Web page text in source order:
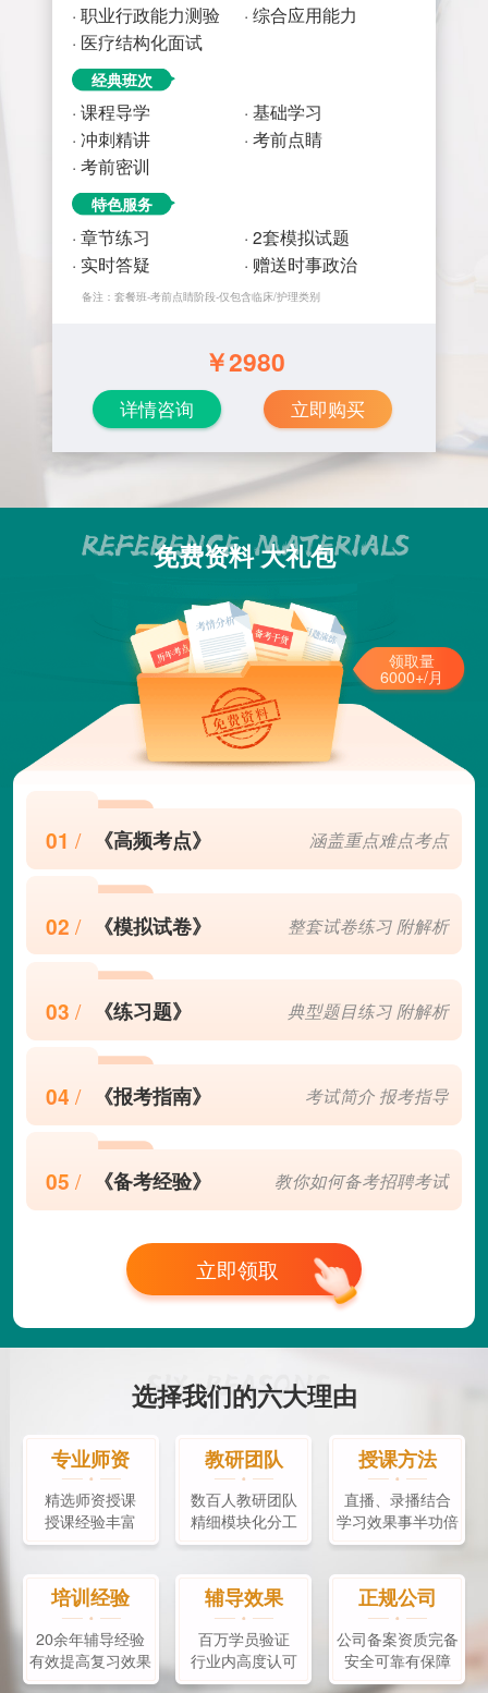
· 职业行政能力测验
· 综合应用能力
· 医疗结构化面试
经典班次
· 课程导学
· 基础学习
· 冲刺精讲
· 考前点睛
· 考前密训
特色服务
· 章节练习
· 2套模拟试题
· 实时答疑
· 赠送时事政治
备注：套餐班-考前点睛阶段-仅包含临床/护理类别
￥2980
详情咨询 立即购买
免费资料 大礼包
领取量
6000+/月
01 / 《高频考点》 涵盖重点难点考点
02 / 《模拟试卷》 整套试卷练习 附解析
03 / 《练习题》 典型题目练习 附解析
04 / 《报考指南》 考试简介 报考指导
05 / 《备考经验》 教你如何备考招聘考试
立即领取
选择我们的六大理由
专业师资
精选师资授课
授课经验丰富
教研团队
数百人教研团队
精细模块化分工
授课方法
直播、录播结合
学习效果事半功倍
培训经验
20余年辅导经验
有效提高复习效果
辅导效果
百万学员验证
行业内高度认可
正规公司
公司备案资质完备
安全可靠有保障